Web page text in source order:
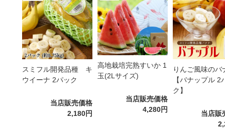
スミフル開発品種 キ
ウイーナ 2パック
当店販売価格
2,180円
高地栽培完熟すいか 1
玉(2Lサイズ)
当店販売価格
4,280円
りんご風味のバ
【バナップル 2
ク】
当店販